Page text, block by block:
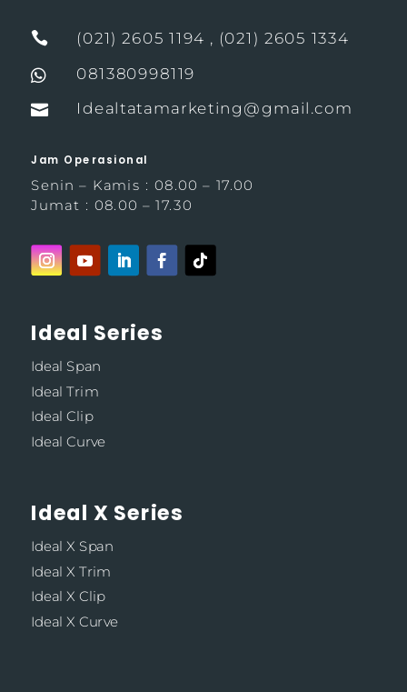
 (021) 2605 1194 , (021) 2605 1334
 081380998119
 Idealtatamarketing@gmail.com
Jam Operasional
Senin – Kamis : 08.00 – 17.00
Jumat : 08.00 – 17.30
Ideal Series
Ideal Span
Ideal Trim
Ideal Clip
Ideal Curve
Ideal X Series
Ideal X Span
Ideal X Trim
Ideal X Clip
Ideal X Curve